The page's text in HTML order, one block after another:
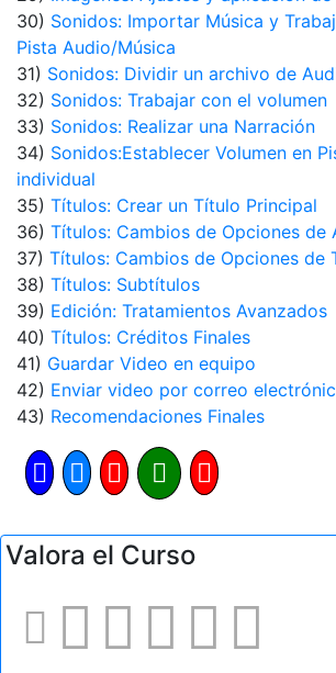
30) Sonidos: Importar Música y
Pista Audio/Música
31) Sonidos: Dividir un archivo de
32) Sonidos: Trabajar con el volumen
33) Sonidos: Realizar una Narración
34) Sonidos:Establecer Volumen en
individual
35) Títulos: Crear un Título Principal
36) Títulos: Cambios de Opciones de
37) Títulos: Cambios de Opciones de
38) Títulos: Subtítulos
39) Edición: Tratamientos Avanzados
40) Títulos: Créditos Finales
41) Guardar Video en equipo
42) Enviar video por correo
43) Recomendaciones Finales
Valora el Curso